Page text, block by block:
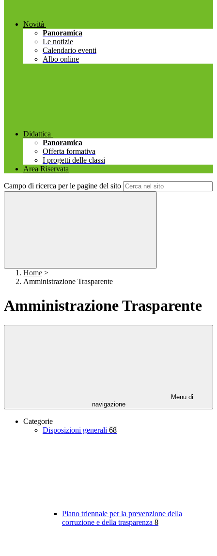
Novità
Panoramica
Le notizie
Calendario eventi
Albo online
Didattica
Panoramica
Offerta formativa
I progetti delle classi
Area Riservata
Campo di ricerca per le pagine del sito
Home >
Amministrazione Trasparente
Amministrazione Trasparente
Menu di
navigazione
Categorie
Disposizioni generali 68
Piano triennale per la prevenzione della
corruzione e della trasparenza 8